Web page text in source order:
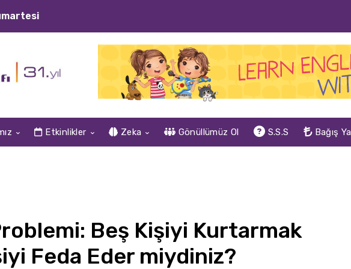
Etkinlikler Zeka Gönüllümüz Ol S.S.S Bağış
Beş Kişiyi Kurtarmak
Feda Eder miydiniz?